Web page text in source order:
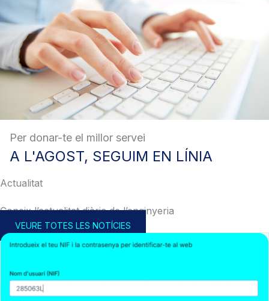
Per donar-te el millor servei
A L'AGOST, SEGUIM EN LÍNIA
Actualitat
Coneix l’actualitat diària de l’enginyeria
VEURE TOTES LES NOTÍCIES